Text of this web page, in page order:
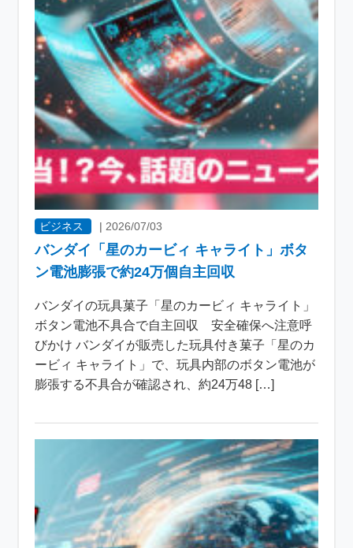
ビジネス |2026/07/03
バンダイ「星のカービィ キャライト」ボタ
ン電池膨張で約24万個自主回収
バンダイの玩具菓子「星のカービィ キャライト」
ボタン電池不具合で自主回収 安全確保へ注意呼
びかけ バンダイが販売した玩具付き菓子「星のカ
ービィ キャライト」で、玩具内部のボタン電池が
膨張する不具合が確認され、約24万48 […]